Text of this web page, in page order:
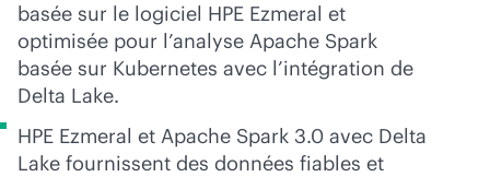
basée sur le logiciel HPE Ezmeral et
optimisée pour l’analyse Apache Spark
basée sur Kubernetes avec l’intégration de
Delta Lake.
HPE Ezmeral et Apache Spark 3.0 avec Delta
Lake fournissent des données fiables et